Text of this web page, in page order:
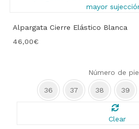
Alpargata Cierre Elástico Blanca
46,00€
Número de pie
36 37 38 39
Clear